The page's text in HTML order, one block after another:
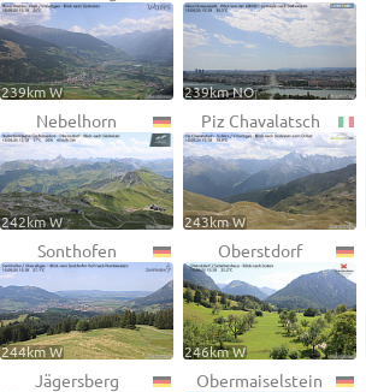
239km W 239km NO
Nebelhorn
242km W
Piz Chavalatsch
243km W
Sonthofen
244km W
Oberstdorf
246km W
Jägersberg Obermaiselstein